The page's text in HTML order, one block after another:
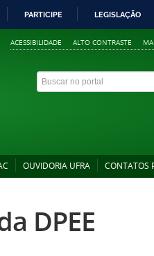
PARTICIPE LEGISLAÇÃO
ACESSIBILIDADE ALTO CONTRASTE
OUVIDORIA UFRA CONTATOS
DPEE